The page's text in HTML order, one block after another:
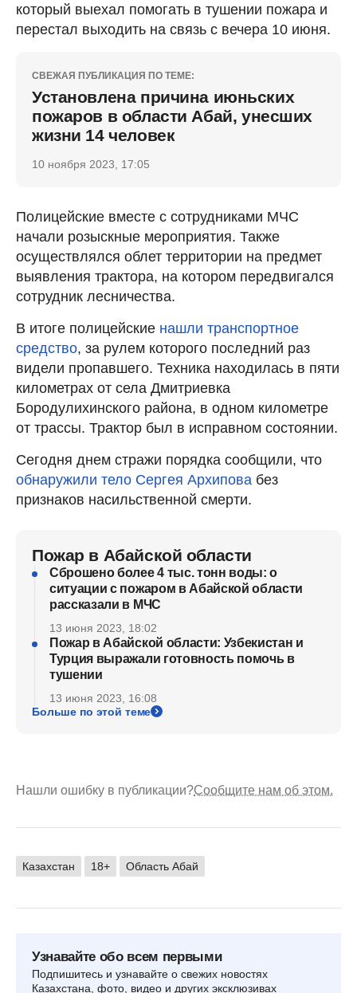
который выехал помогать в тушении пожара и
перестал выходить на связь с вечера 10 июня.
СВЕЖАЯ ПУБЛИКАЦИЯ ПО ТЕМЕ:
Установлена причина июньских
пожаров в области Абай, унесших
жизни 14 человек
10 ноября 2023, 17:05
Полицейские вместе с сотрудниками МЧС
начали розыскные мероприятия. Также
осуществлялся облет территории на предмет
выявления трактора, на котором передвигался
сотрудник лесничества.
В итоге полицейские нашли транспортное
средство, за рулем которого последний раз
видели пропавшего. Техника находилась в пяти
километрах от села Дмитриевка
Бородулихинского района, в одном километре
от трассы. Трактор был в исправном состоянии.
Сегодня днем стражи порядка сообщили, что
обнаружили тело Сергея Архипова без
признаков насильственной смерти.
Пожар в Абайской области
Сброшено более 4 тыс. тонн воды: о
ситуации с пожаром в Абайской области
рассказали в МЧС
13 июня 2023, 18:02
Пожар в Абайской области: Узбекистан и
Турция выражали готовность помочь в
тушении
13 июня 2023, 16:08
Больше по этой теме
Нашли ошибку в публикации?Сообщите нам об этом.
Казахстан 18+ Область Абай
Узнавайте обо всем первыми
Подпишитесь и узнавайте о свежих новостях
Казахстана, фото, видео и других эксклюзивах